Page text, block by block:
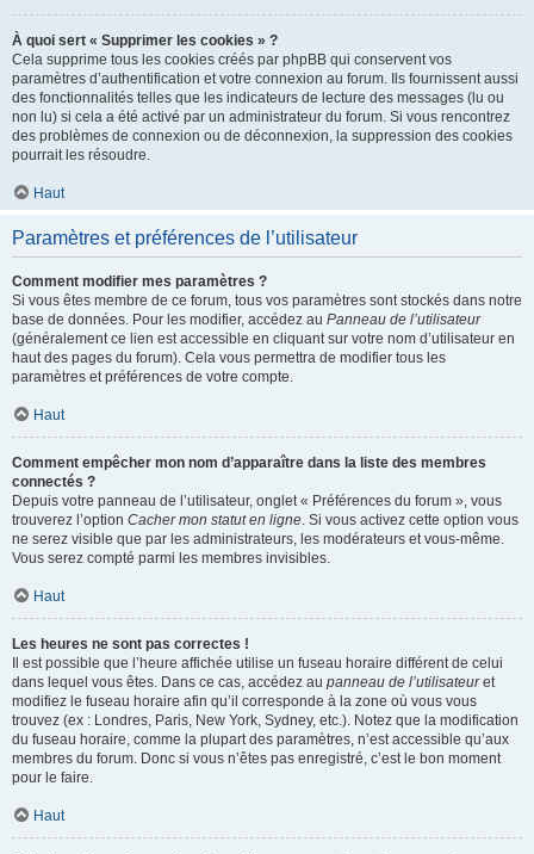
À quoi sert « Supprimer les cookies » ?
Cela supprime tous les cookies créés par phpBB qui conservent vos
paramètres d’authentification et votre connexion au forum. Ils fournissent aussi
des fonctionnalités telles que les indicateurs de lecture des messages (lu ou
non lu) si cela a été activé par un administrateur du forum. Si vous rencontrez
des problèmes de connexion ou de déconnexion, la suppression des cookies
pourrait les résoudre.
Haut
Paramètres et préférences de l’utilisateur
Comment modifier mes paramètres ?
Si vous êtes membre de ce forum, tous vos paramètres sont stockés dans notre
base de données. Pour les modifier, accédez au Panneau de l’utilisateur
(généralement ce lien est accessible en cliquant sur votre nom d’utilisateur en
haut des pages du forum). Cela vous permettra de modifier tous les
paramètres et préférences de votre compte.
Haut
Comment empêcher mon nom d’apparaître dans la liste des membres
connectés ?
Depuis votre panneau de l’utilisateur, onglet « Préférences du forum », vous
trouverez l’option Cacher mon statut en ligne. Si vous activez cette option vous
ne serez visible que par les administrateurs, les modérateurs et vous-même.
Vous serez compté parmi les membres invisibles.
Haut
Les heures ne sont pas correctes !
Il est possible que l’heure affichée utilise un fuseau horaire différent de celui
dans lequel vous êtes. Dans ce cas, accédez au panneau de l’utilisateuret
modifiez le fuseau horaire afin qu’il corresponde à la zone où vous vous
trouvez (ex : Londres, Paris, New York, Sydney, etc.). Notez que la modification
du fuseau horaire, comme la plupart des paramètres, n’est accessible qu’aux
membres du forum. Donc si vous n’êtes pas enregistré, c’est le bon moment
pour le faire.
Haut